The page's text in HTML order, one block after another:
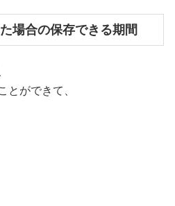
場合の保存できる期間
とができて、